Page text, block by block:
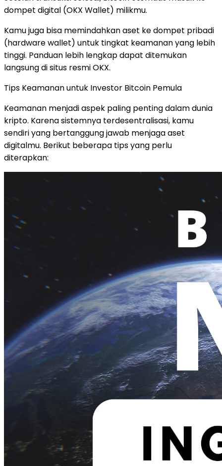
dompet digital (OKX Wallet) milikmu.
Kamu juga bisa memindahkan aset ke dompet pribadi
(hardware wallet) untuk tingkat keamanan yang lebih
tinggi. Panduan lebih lengkap dapat ditemukan
langsung di situs resmi OKX.
Tips Keamanan untuk Investor Bitcoin Pemula
Keamanan menjadi aspek paling penting dalam dunia
kripto. Karena sistemnya terdesentralisasi, kamu
sendiri yang bertanggung jawab menjaga aset
digitalmu. Berikut beberapa tips yang perlu
diterapkan: